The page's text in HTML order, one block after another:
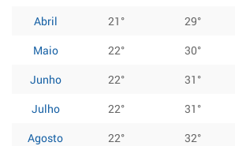
Abril
21° 29°
Maio
22° 30°
Junho
22° 31°
Julho
22° 31°
Agosto
22° 32°